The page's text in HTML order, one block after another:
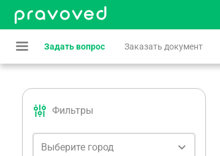
Задать вопрос Заказать документ
Фильтры
Выберите город